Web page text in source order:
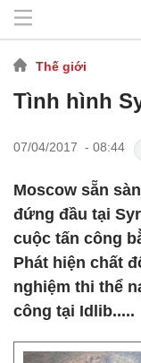
Thế giới
Tình hình
07/04/2017 - 08:44
Moscow sẵn
đứng đầu tại
cuộc tấn công
Phát hiện chất
nghiệm thi thể
công tại Idlib.....